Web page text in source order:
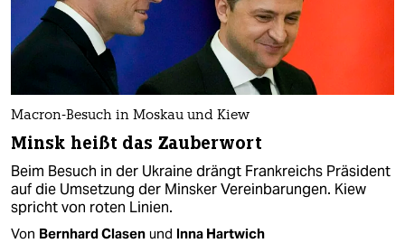
Macron-Besuch in Moskau und Kiew
Minsk heißt das Zauberwort
Beim Besuch in der Ukraine drängt Frankreichs Präsident
auf die Umsetzung der Minsker Vereinbarungen. Kiew
spricht von roten Linien.
Von Bernhard Clasen und Inna Hartwich